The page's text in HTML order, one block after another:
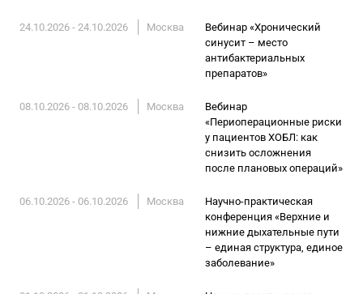
24.10.2026 - 24.10.2026 Москва
Вебинар «Хронический
синусит – место
антибактериальных
препаратов»
08.10.2026 - 08.10.2026 Москва
Вебинар
«Периоперационные риски
у пациентов ХОБЛ: как
снизить осложнения
после плановых операций»
06.10.2026 - 06.10.2026 Москва
Научно-практическая
конференция «Верхние и
нижние дыхательные пути
– единая структура, единое
заболевание»